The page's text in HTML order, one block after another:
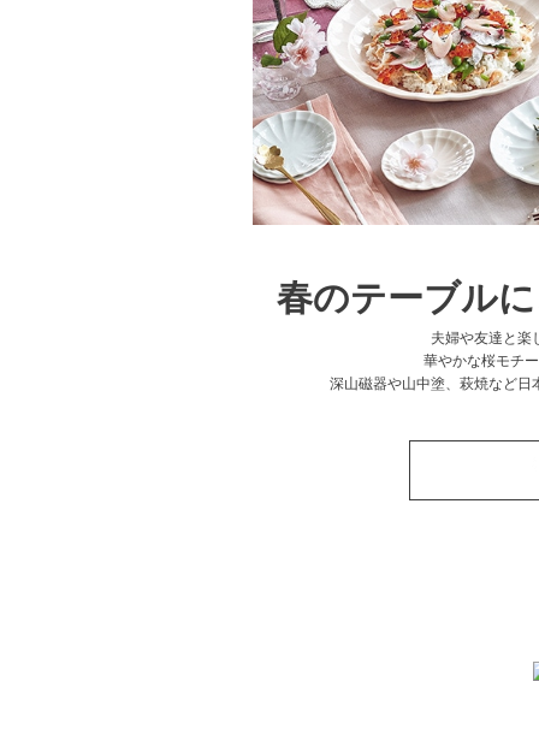
春のテーブル
夫婦や友達と楽
華やかな桜モチ
深山磁器や山中塗、萩焼など日